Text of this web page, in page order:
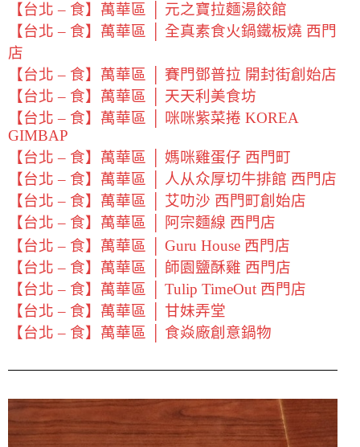
【台北 – 食】萬華區 │ 元之寶拉麵湯餃館
【台北 – 食】萬華區 │ 全真素食火鍋鐵板燒 西門
店
【台北 – 食】萬華區 │ 賽門鄧普拉 開封街創始店
【台北 – 食】萬華區 │ 天天利美食坊
【台北 – 食】萬華區 │ 咪咪紫菜捲 KOREA
GIMBAP
【台北 – 食】萬華區 │ 媽咪雞蛋仔 西門町
【台北 – 食】萬華區 │ 人从众厚切牛排館 西門店
【台北 – 食】萬華區 │ 艾叻沙 西門町創始店
【台北 – 食】萬華區 │ 阿宗麵線 西門店
【台北 – 食】萬華區 │ Guru House 西門店
【台北 – 食】萬華區 │ 師園鹽酥雞 西門店
【台北 – 食】萬華區 │ Tulip TimeOut 西門店
【台北 – 食】萬華區 │ 甘妹弄堂
【台北 – 食】萬華區 │ 食焱廠創意鍋物